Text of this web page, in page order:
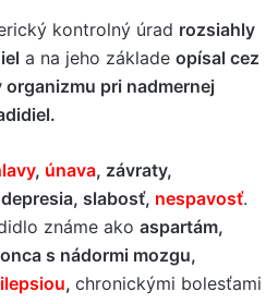
kontrolný úrad rozsiahly
a na jeho základe opísal cez
pri nadmernej
, únava, závraty,
slabosť, nespavosť.
známe ako aspartám,
s nádormi mozgu,
, chronickými bolesťami